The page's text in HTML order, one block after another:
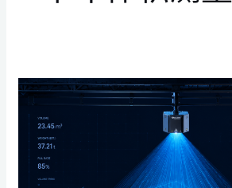
地
经
能